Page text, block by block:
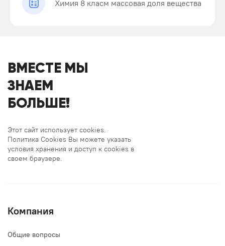
Химия 8 класм массовая доля вещества
ВМЕСТЕ МЫ
ЗНАЕМ
БОЛЬШЕ!
Этот сайт использует cookies.
Политика Cookies Вы можете указать
условия хранения и доступ к cookies в
своем браузере.
Компания
Общие вопросы